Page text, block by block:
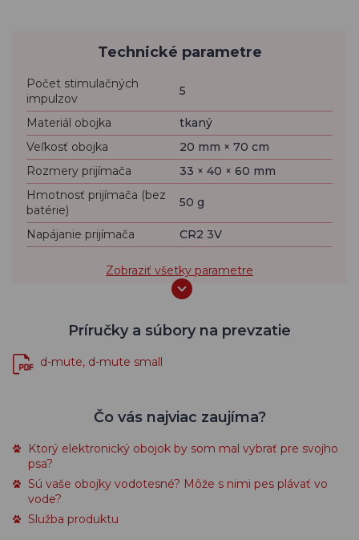
Technické parametre
Počet stimulačných
impulzov
5
Materiál obojka
tkaný
Veľkosť obojka
20 mm × 70 cm
Rozmery prijímača
33 × 40 × 60 mm
Hmotnosť prijímača (bez
batérie)
50 g
Napájanie prijímača CR2 3V
Zobraziť všetky parametre
Príručky a súbory na prevzatie
d-mute, d-mute small
Čo vás najviac zaujíma?
Ktorý elektronický obojok by som mal vybrať pre svojho
psa?
Sú vaše obojky vodotesné? Môže s nimi pes plávať vo
vode?
Služba produktu